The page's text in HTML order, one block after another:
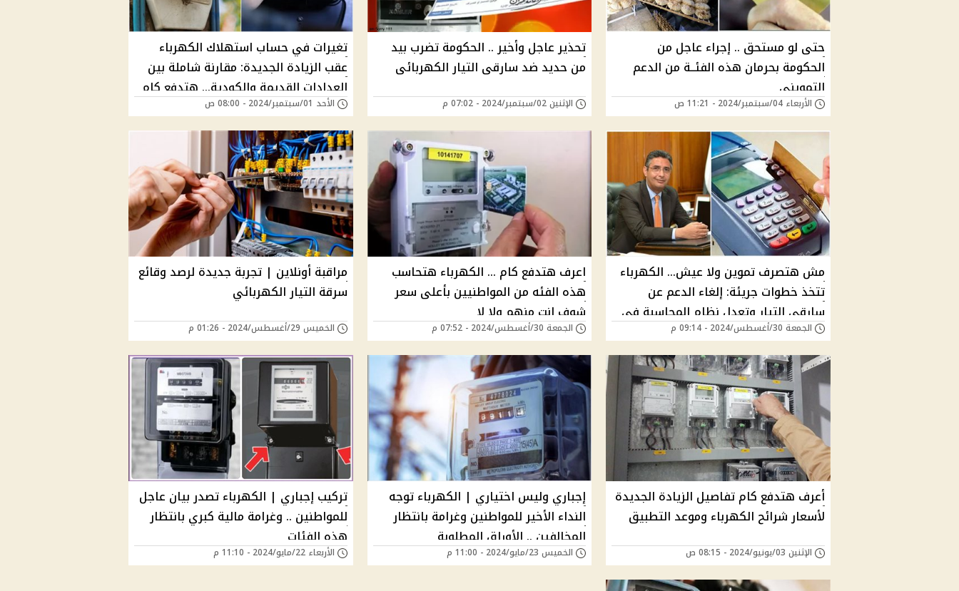
حتى لو مستحق .. إجراء عاجل من
الحكومة بحرمان هذه الفئــة من الدعم
التمويني
الأربعاء 04/سبتمبر/2024 - 11:21 ص
تحذير عاجل وأخير .. الحكومة تضرب بيد
من حديد ضد سارقى التيار الكهربائى
الإثنين 02/سبتمبر/2024 - 07:02 م
تغيرات في حساب استهلاك الكهرباء
عقب الزيادة الجديدة: مقارنة شاملة بين
العدادات القديمة والكودية… هتدفع كام
دلوقتي بعد تعديلها؟
الأحد 01/سبتمبر/2024 - 08:00 ص
مش هتصرف تموين ولا عيش… الكهرباء
تتخذ خطوات جريئة: إلغاء الدعم عن
سارقي التيار وتعدل نظام المحاسبة في
العدادات الكودية
الجمعة 30/أغسطس/2024 - 09:14 م
اعرف هتدفع كام ... الكهرباء هتحاسب
هذه الفئه من المواطنيين بأعلى سعر
شوف انت منهم ولا لا
الجمعة 30/أغسطس/2024 - 07:52 م
مراقبة أونلاين | تجربة جديدة لرصد وقائع
سرقة التيار الكهربائي
الخميس 29/أغسطس/2024 - 01:26 م
أعرف هتدفع كام تفاصيل الزيادة الجديدة
لأسعار شرائح الكهرباء وموعد التطبيق
الإثنين 03/يونيو/2024 - 08:15 ص
إجباري وليس اختياري | الكهرباء توجه
النداء الأخير للمواطنين وغرامة بانتظار
المخالفين .. الأوراق المطلوبة
الخميس 23/مايو/2024 - 11:00 م
تركيب إجباري | الكهرباء تصدر بيان عاجل
للمواطنين .. وغرامة مالية كبري بانتظار
هذه الفئات
الأربعاء 22/مايو/2024 - 11:10 م